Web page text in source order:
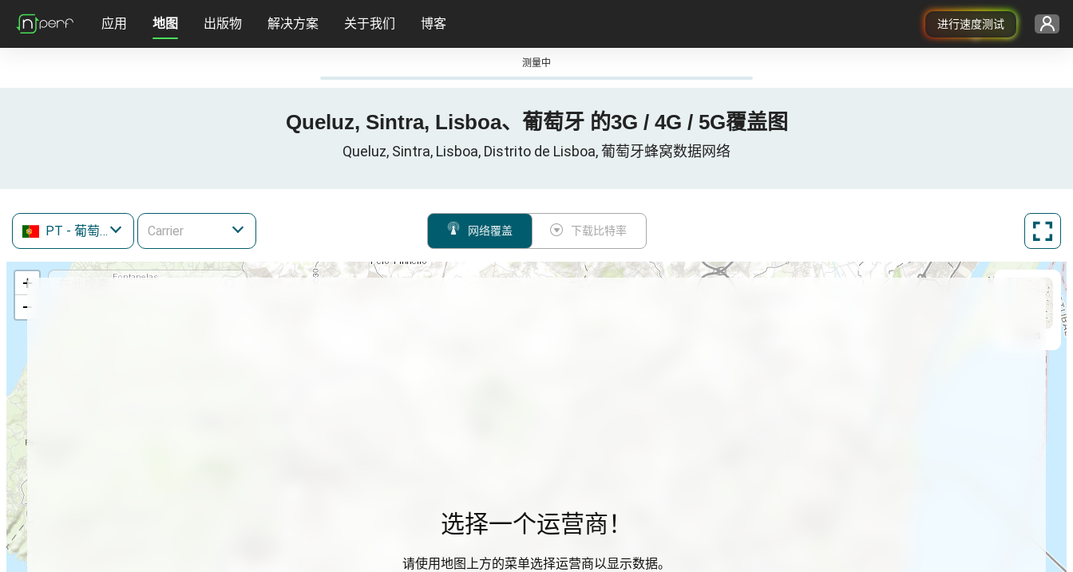
进行速度测试
应用 地图 出版物 解决方案 关于我们 博客
测量中
Queluz, Sintra, Lisboa、葡萄牙 的3G / 4G / 5G覆盖图
Queluz, Sintra, Lisboa, Distrito de Lisboa, 葡萄牙蜂窝数据网络
PT - 葡萄牙 网络覆盖 下载比特率
+
−
选择一个运营商！
请使用地图上方的菜单选择运营商以显示数据。